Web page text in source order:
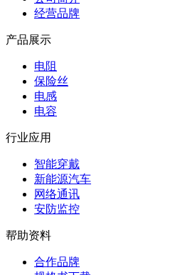
经营品牌
产品展示
电阻
保险丝
电感
电容
行业应用
智能穿戴
新能源汽车
网络通讯
安防监控
帮助资料
合作品牌